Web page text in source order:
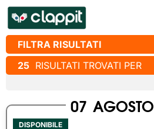
FILTRA RISULTATI
25 RISULTATI TROVATI PER
07 AGOSTO
DISPONIBILE